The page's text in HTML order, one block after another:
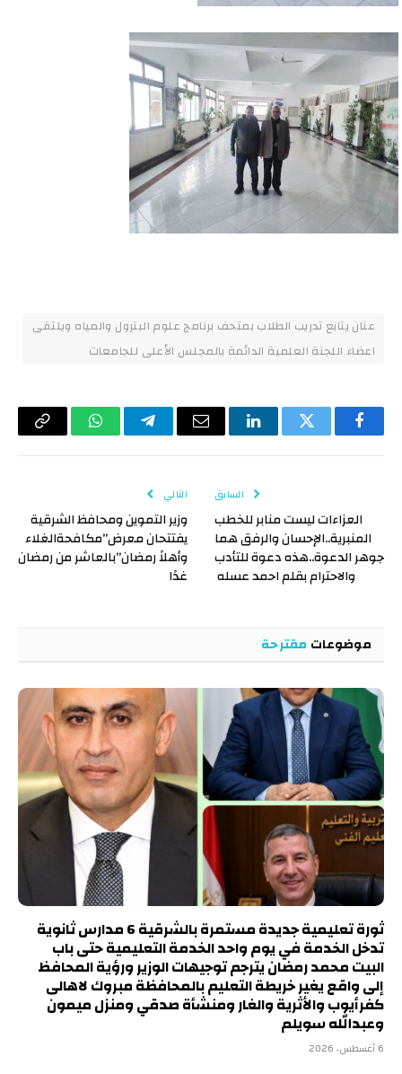
عنان يتابع تدريب الطلاب بمتحف برنامج علوم البترول والمياه ويلتقى
اعضاء اللجنة العلمية الدائمة بالمجلس الأعلى للجامعات
فيسبوكتويتر لينكدإن البريد
تيلقرام واتسابCopy
السابق
العزاءات ليست منابر للخطب
المنبرية..الإحسان والرفق هما
جوهر الدعوة..هذه دعوة للتأدب
والاحترام بقلم احمد عسله
التالي
وزير التموين ومحافظ الشرقية
يفتتحان معرض”مكافحةالغلاء
وأهلاً رمضان”بالعاشر من رمضان
غدًا
موضوعات مقترحة
ثورة تعليمية جديدة مستمرة بالشرقية 6 مدارس ثانوية
تدخل الخدمة في يوم واحد الخدمة التعليمية حتى باب
البيت محمد رمضان يترجم توجيهات الوزير ورؤية المحافظ
إلى واقع يغير خريطة التعليم بالمحافظة مبروك لاهالى
كفرأيوب والأثرية والغار ومنشأة صدقي ومنزل ميمون
وعبدالله سويلم
6 أغسطس، 2026